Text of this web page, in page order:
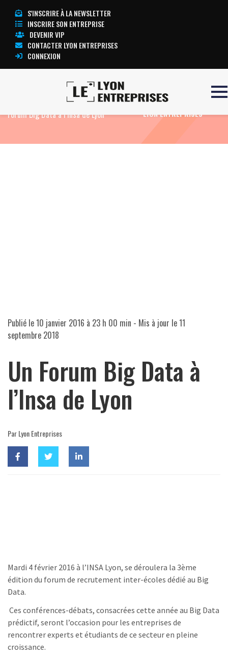
S'INSCRIRE À LA NEWSLETTER
INSCRIRE SON ENTREPRISE
DEVENIR VIP
CONTACTER LYON ENTREPRISES
CONNEXION
Agenda
Un
Forum Big Data à l’Insa de Lyon
TOUTE L’ACTUALITÉ
LYON ENTREPRISES
Publié le10 janvier 2016 à 23 h 00 min - Mis à jour le11
septembre 2018
Un Forum Big Data à
l’Insa de Lyon
Par Lyon Entreprises
Mardi 4 février 2016 à l’INSA Lyon, se déroulera la 3ème
édition du forum de recrutement inter-écoles dédié au Big
Data.
Ces conférences-débats, consacrées cette année au Big Data
prédictif, seront l’occasion pour les entreprises de
rencontrer experts et étudiants de ce secteur en pleine
croissance.